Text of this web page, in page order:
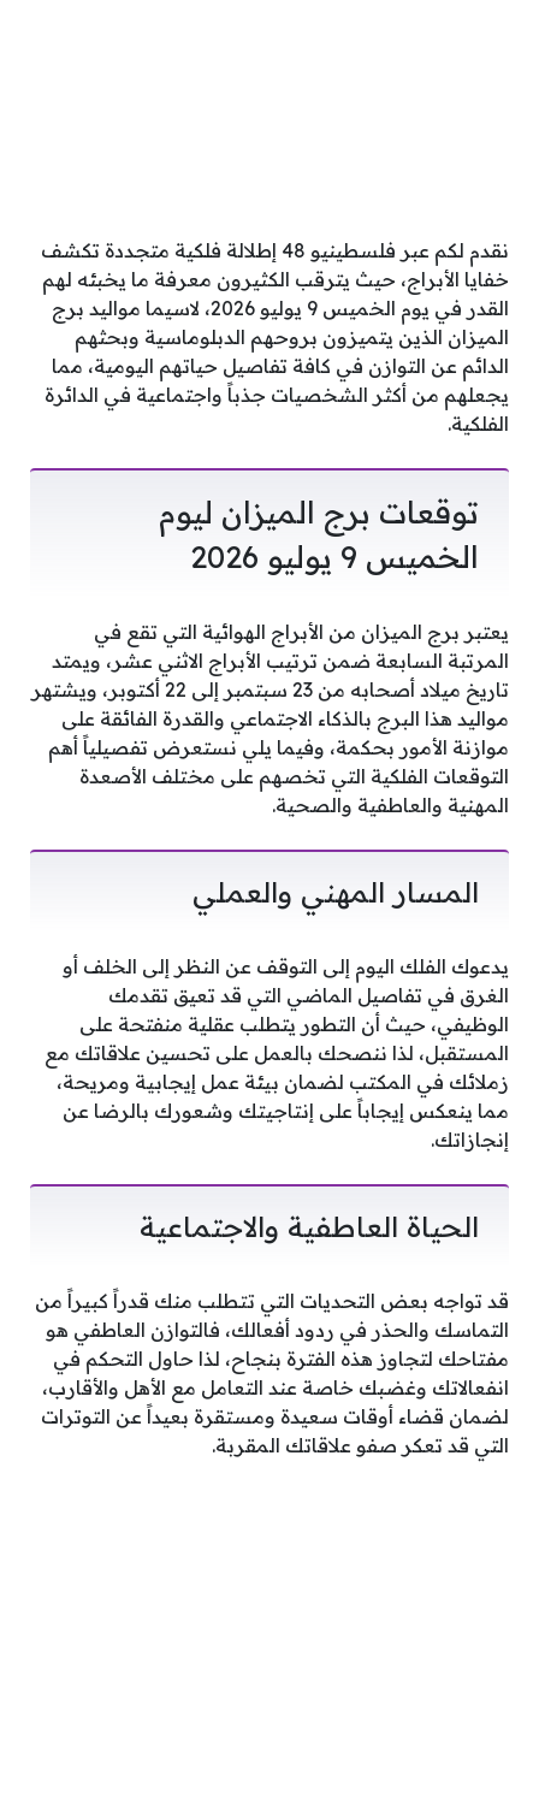
نقدم لكم عبر فلسطينيو 48 إطلالة فلكية متجددة تكشف
خفايا الأبراج، حيث يترقب الكثيرون معرفة ما يخبئه لهم
القدر في يوم الخميس 9 يوليو 2026، لاسيما مواليد برج
الميزان الذين يتميزون بروحهم الدبلوماسية وبحثهم
الدائم عن التوازن في كافة تفاصيل حياتهم اليومية، مما
يجعلهم من أكثر الشخصيات جذباً واجتماعية في الدائرة
الفلكية.
توقعات برج الميزان ليوم
الخميس 9 يوليو 2026
يعتبر برج الميزان من الأبراج الهوائية التي تقع في
المرتبة السابعة ضمن ترتيب الأبراج الاثني عشر، ويمتد
تاريخ ميلاد أصحابه من 23 سبتمبر إلى 22 أكتوبر، ويشتهر
مواليد هذا البرج بالذكاء الاجتماعي والقدرة الفائقة على
موازنة الأمور بحكمة، وفيما يلي نستعرض تفصيلياً أهم
التوقعات الفلكية التي تخصهم على مختلف الأصعدة
المهنية والعاطفية والصحية.
المسار المهني والعملي
يدعوك الفلك اليوم إلى التوقف عن النظر إلى الخلف أو
الغرق في تفاصيل الماضي التي قد تعيق تقدمك
الوظيفي، حيث أن التطور يتطلب عقلية منفتحة على
المستقبل، لذا ننصحك بالعمل على تحسين علاقاتك مع
زملائك في المكتب لضمان بيئة عمل إيجابية ومريحة،
مما ينعكس إيجاباً على إنتاجيتك وشعورك بالرضا عن
إنجازاتك.
الحياة العاطفية والاجتماعية
قد تواجه بعض التحديات التي تتطلب منك قدراً كبيراً من
التماسك والحذر في ردود أفعالك، فالتوازن العاطفي هو
مفتاحك لتجاوز هذه الفترة بنجاح، لذا حاول التحكم في
انفعالاتك وغضبك خاصة عند التعامل مع الأهل والأقارب،
لضمان قضاء أوقات سعيدة ومستقرة بعيداً عن التوترات
التي قد تعكر صفو علاقاتك المقربة.